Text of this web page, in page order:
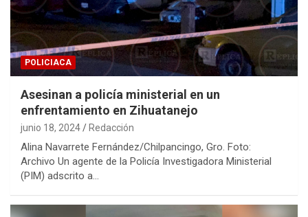
POLICIACA
Asesinan a policía ministerial en un
enfrentamiento en Zihuatanejo
junio 18, 2024 Redacción
Alina Navarrete Fernández/Chilpancingo, Gro. Foto:
Archivo Un agente de la Policía Investigadora Ministerial
(PIM) adscrito a…